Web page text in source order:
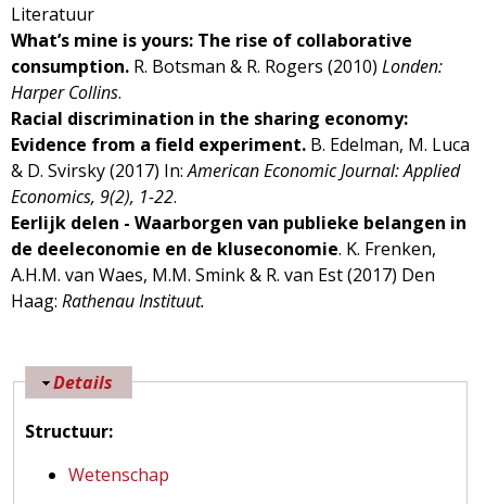
Literatuur
What’s mine is yours: The rise of collaborative
consumption. R. Botsman & R. Rogers (2010) Londen:
Harper Collins.
Racial discrimination in the sharing economy:
Evidence from a field experiment. B. Edelman, M. Luca
& D. Svirsky (2017) In:American Economic Journal: Applied
Economics, 9(2), 1-22.
Eerlijk delen - Waarborgen van publieke belangen in
de deeleconomie en de kluseconomie. K. Frenken,
A.H.M. van Waes, M.M. Smink & R. van Est (2017) Den
Haag: Rathenau Instituut.
V
r
e
Details
Structuur:
Wetenschap